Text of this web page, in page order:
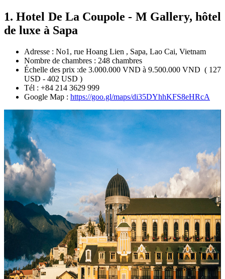
1. Hotel De La Coupole - M Gallery, hôtel
de luxe à Sapa
Adresse : No1, rue Hoang Lien , Sapa, Lao Cai, Vietnam
Nombre de chambres : 248 chambres
Échelle des prix :de 3.000.000 VND à 9.500.000 VND ( 127
USD - 402 USD )
Tél : +84 214 3629 999
Google Map : https://goo.gl/maps/di35DYhhKFS8eHRcA